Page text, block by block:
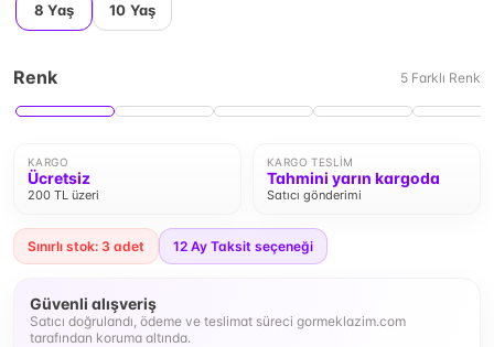
8 Yaş 10 Yaş
Renk 5 Farklı Renk
KARGO
Ücretsiz
200 TL üzeri
KARGO TESLIM
Tahmini yarın kargoda
Satıcı gönderimi
Sınırlı stok: 3 adet 12 Ay Taksit seçeneği
Güvenli alışveriş
Satıcı doğrulandı, ödeme ve teslimat süreci gormeklazim.com
tarafından koruma altında.